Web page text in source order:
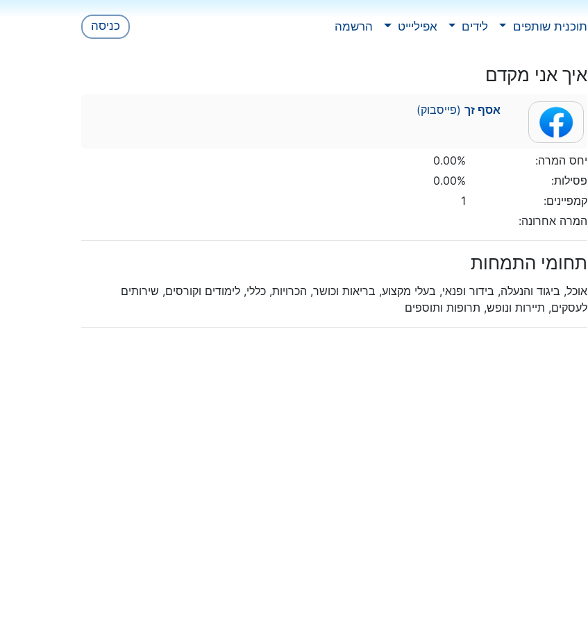
תוכנית שותפים לידים אפיליייט הרשמה כניסה
איך אני מקדם
אסף זך(פייסבוק)
יחס המרה:
0.00%
פסילות:
0.00%
קמפיינים:
1
המרה אחרונה:
תחומי התמחות
אוכל, ביגוד והנעלה, בידור ופנאי, בעלי מקצוע, בריאות וכושר, הכרויות, כללי, לימודים וקורסים, שירותים
לעסקים, תיירות ונופש, תרופות ותוספים